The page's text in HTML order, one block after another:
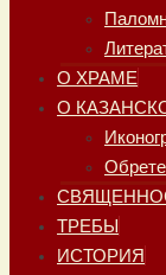
О ХРАМЕ
О
ТРЕБЫ
ИСТОРИЯ